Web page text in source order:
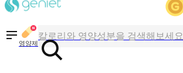
영양제
칼로리와 영양성분을 검색해보세요
혈당 · 다이어트 음식 검색해보세요